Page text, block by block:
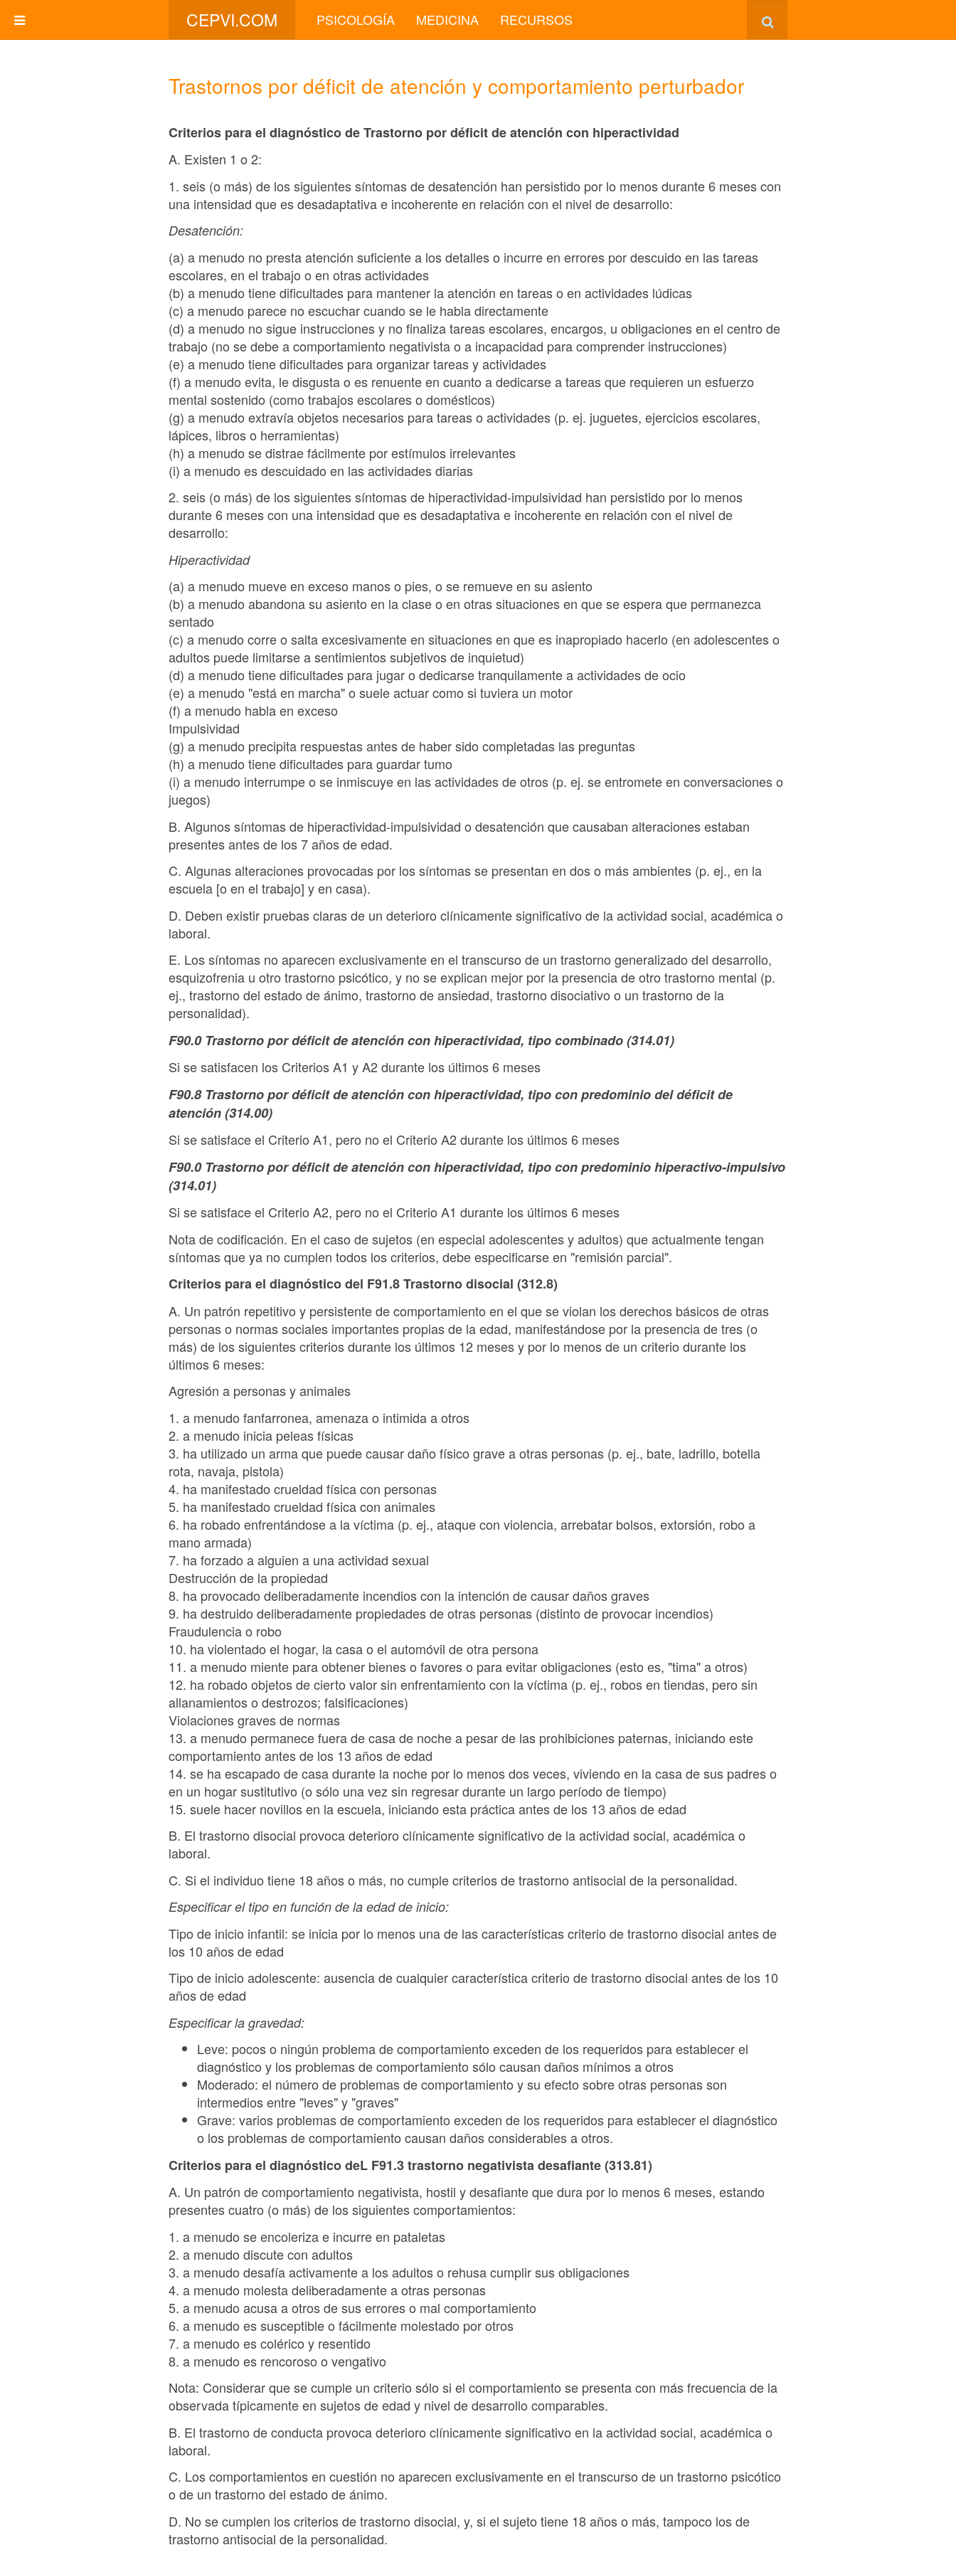
CEPVI.COM PSICOLOGÍA MEDICINA RECURSOS
Trastornos por déficit de atención y comportamiento perturbador
Criterios para el diagnóstico de Trastorno por déficit de atención con hiperactividad
A. Existen 1 o 2:
1. seis (o más) de los siguientes síntomas de desatención han persistido por lo menos durante 6 meses con
una intensidad que es desadaptativa e incoherente en relación con el nivel de desarrollo:
Desatención:
(a) a menudo no presta atención suficiente a los detalles o incurre en errores por descuido en las tareas
escolares, en el trabajo o en otras actividades
(b) a menudo tiene dificultades para mantener la atención en tareas o en actividades lúdicas
(c) a menudo parece no escuchar cuando se le habla directamente
(d) a menudo no sigue instrucciones y no finaliza tareas escolares, encargos, u obligaciones en el centro de
trabajo (no se debe a comportamiento negativista o a incapacidad para comprender instrucciones)
(e) a menudo tiene dificultades para organizar tareas y actividades
(f) a menudo evita, le disgusta o es renuente en cuanto a dedicarse a tareas que requieren un esfuerzo
mental sostenido (como trabajos escolares o domésticos)
(g) a menudo extravía objetos necesarios para tareas o actividades (p. ej. juguetes, ejercicios escolares,
lápices, libros o herramientas)
(h) a menudo se distrae fácilmente por estímulos irrelevantes
(i) a menudo es descuidado en las actividades diarias
2. seis (o más) de los siguientes síntomas de hiperactividad-impulsividad han persistido por lo menos
durante 6 meses con una intensidad que es desadaptativa e incoherente en relación con el nivel de
desarrollo:
Hiperactividad
(a) a menudo mueve en exceso manos o pies, o se remueve en su asiento
(b) a menudo abandona su asiento en la clase o en otras situaciones en que se espera que permanezca
sentado
(c) a menudo corre o salta excesivamente en situaciones en que es inapropiado hacerlo (en adolescentes o
adultos puede limitarse a sentimientos subjetivos de inquietud)
(d) a menudo tiene dificultades para jugar o dedicarse tranquilamente a actividades de ocio
(e) a menudo "está en marcha" o suele actuar como si tuviera un motor
(f) a menudo habla en exceso
Impulsividad
(g) a menudo precipita respuestas antes de haber sido completadas las preguntas
(h) a menudo tiene dificultades para guardar tumo
(i) a menudo interrumpe o se inmiscuye en las actividades de otros (p. ej. se entromete en conversaciones o
juegos)
B. Algunos síntomas de hiperactividad-impulsividad o desatención que causaban alteraciones estaban
presentes antes de los 7 años de edad.
C. Algunas alteraciones provocadas por los síntomas se presentan en dos o más ambientes (p. ej., en la
escuela [o en el trabajo] y en casa).
D. Deben existir pruebas claras de un deterioro clínicamente significativo de la actividad social, académica o
laboral.
E. Los síntomas no aparecen exclusivamente en el transcurso de un trastorno generalizado del desarrollo,
esquizofrenia u otro trastorno psicótico, y no se explican mejor por la presencia de otro trastorno mental (p.
ej., trastorno del estado de ánimo, trastorno de ansiedad, trastorno disociativo o un trastorno de la
personalidad).
F90.0 Trastorno por déficit de atención con hiperactividad, tipo combinado (314.01)
Si se satisfacen los Criterios A1 y A2 durante los últimos 6 meses
F90.8 Trastorno por déficit de atención con hiperactividad, tipo con predominio del déficit de
atención (314.00)
Si se satisface el Criterio A1, pero no el Criterio A2 durante los últimos 6 meses
F90.0 Trastorno por déficit de atención con hiperactividad, tipo con predominio hiperactivo-impulsivo
(314.01)
Si se satisface el Criterio A2, pero no el Criterio A1 durante los últimos 6 meses
Nota de codificación. En el caso de sujetos (en especial adolescentes y adultos) que actualmente tengan
síntomas que ya no cumplen todos los criterios, debe especificarse en "remisión parcial".
Criterios para el diagnóstico del F91.8 Trastorno disocial (312.8)
A. Un patrón repetitivo y persistente de comportamiento en el que se violan los derechos básicos de otras
personas o normas sociales importantes propias de la edad, manifestándose por la presencia de tres (o
más) de los siguientes criterios durante los últimos 12 meses y por lo menos de un criterio durante los
últimos 6 meses:
Agresión a personas y animales
1. a menudo fanfarronea, amenaza o intimida a otros
2. a menudo inicia peleas físicas
3. ha utilizado un arma que puede causar daño físico grave a otras personas (p. ej., bate, ladrillo, botella
rota, navaja, pistola)
4. ha manifestado crueldad física con personas
5. ha manifestado crueldad física con animales
6. ha robado enfrentándose a la víctima (p. ej., ataque con violencia, arrebatar bolsos, extorsión, robo a
mano armada)
7. ha forzado a alguien a una actividad sexual
Destrucción de la propiedad
8. ha provocado deliberadamente incendios con la intención de causar daños graves
9. ha destruido deliberadamente propiedades de otras personas (distinto de provocar incendios)
Fraudulencia o robo
10. ha violentado el hogar, la casa o el automóvil de otra persona
11. a menudo miente para obtener bienes o favores o para evitar obligaciones (esto es, "tima" a otros)
12. ha robado objetos de cierto valor sin enfrentamiento con la víctima (p. ej., robos en tiendas, pero sin
allanamientos o destrozos; falsificaciones)
Violaciones graves de normas
13. a menudo permanece fuera de casa de noche a pesar de las prohibiciones paternas, iniciando este
comportamiento antes de los 13 años de edad
14. se ha escapado de casa durante la noche por lo menos dos veces, viviendo en la casa de sus padres o
en un hogar sustitutivo (o sólo una vez sin regresar durante un largo período de tiempo)
15. suele hacer novillos en la escuela, iniciando esta práctica antes de los 13 años de edad
B. El trastorno disocial provoca deterioro clínicamente significativo de la actividad social, académica o
laboral.
C. Si el individuo tiene 18 años o más, no cumple criterios de trastorno antisocial de la personalidad.
Especificar el tipo en función de la edad de inicio:
Tipo de inicio infantil: se inicia por lo menos una de las características criterio de trastorno disocial antes de
los 10 años de edad
Tipo de inicio adolescente: ausencia de cualquier característica criterio de trastorno disocial antes de los 10
años de edad
Especificar la gravedad:
Leve: pocos o ningún problema de comportamiento exceden de los requeridos para establecer el
diagnóstico y los problemas de comportamiento sólo causan daños mínimos a otros
Moderado: el número de problemas de comportamiento y su efecto sobre otras personas son
intermedios entre "leves" y "graves"
Grave: varios problemas de comportamiento exceden de los requeridos para establecer el diagnóstico
o los problemas de comportamiento causan daños considerables a otros.
Criterios para el diagnóstico deL F91.3 trastorno negativista desafiante (313.81)
A. Un patrón de comportamiento negativista, hostil y desafiante que dura por lo menos 6 meses, estando
presentes cuatro (o más) de los siguientes comportamientos:
1. a menudo se encoleriza e incurre en pataletas
2. a menudo discute con adultos
3. a menudo desafía activamente a los adultos o rehusa cumplir sus obligaciones
4. a menudo molesta deliberadamente a otras personas
5. a menudo acusa a otros de sus errores o mal comportamiento
6. a menudo es susceptible o fácilmente molestado por otros
7. a menudo es colérico y resentido
8. a menudo es rencoroso o vengativo
Nota: Considerar que se cumple un criterio sólo si el comportamiento se presenta con más frecuencia de la
observada típicamente en sujetos de edad y nivel de desarrollo comparables.
B. El trastorno de conducta provoca deterioro clínicamente significativo en la actividad social, académica o
laboral.
C. Los comportamientos en cuestión no aparecen exclusivamente en el transcurso de un trastorno psicótico
o de un trastorno del estado de ánimo.
D. No se cumplen los criterios de trastorno disocial, y, si el sujeto tiene 18 años o más, tampoco los de
trastorno antisocial de la personalidad.